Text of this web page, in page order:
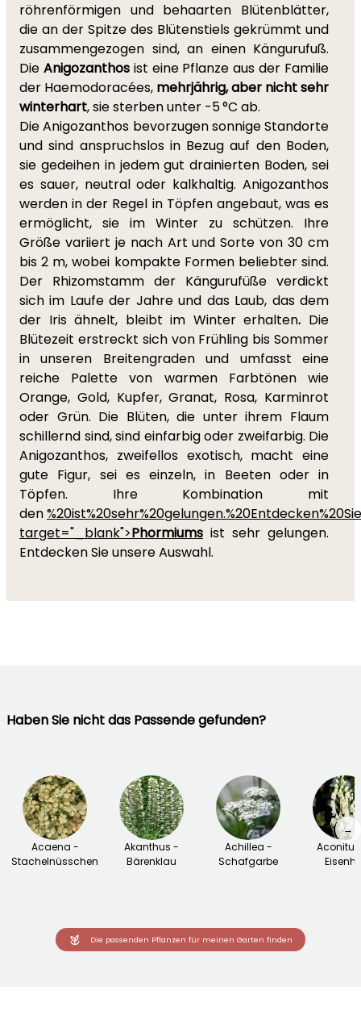
röhrenförmigen und behaarten Blütenblätter,
die an der Spitze des Blütenstiels gekrümmt und
zusammengezogen sind, an einen Kängurufuß.
Die Anigozanthos ist eine Pflanze aus der Familie
der Haemodoracées, mehrjährig, aber nicht sehr
winterhart, sie sterben unter -5 °C ab.
Die Anigozanthos bevorzugen sonnige Standorte
und sind anspruchslos in Bezug auf den Boden,
sie gedeihen in jedem gut drainierten Boden, sei
es sauer, neutral oder kalkhaltig. Anigozanthos
werden in der Regel in Töpfen angebaut, was es
ermöglicht, sie im Winter zu schützen. Ihre
Größe variiert je nach Art und Sorte von 30 cm
bis 2 m, wobei kompakte Formen beliebter sind.
Der Rhizomstamm der Kängurufüße verdickt
sich im Laufe der Jahre und das Laub, das dem
der Iris ähnelt, bleibt im Winter erhalten. Die
Blütezeit erstreckt sich von Frühling bis Sommer
in unseren Breitengraden und umfasst eine
reiche Palette von warmen Farbtönen wie
Orange, Gold, Kupfer, Granat, Rosa, Karminrot
oder Grün. Die Blüten, die unter ihrem Flaum
schillernd sind, sind einfarbig oder zweifarbig. Die
Anigozanthos, zweifellos exotisch, macht eine
gute Figur, sei es einzeln, in Beeten oder in
Töpfen. Ihre Kombination mit
den
target="_blank">Phormiums ist sehr gelungen.
Entdecken Sie unsere Auswahl.
Haben Sie nicht das Passende gefunden?
Acaena -
Stachelnüsschen
Akanthus -
Bärenklau
Achillea -
Schafgarbe
→
Die passenden Pflanzen für meinen Garten finden